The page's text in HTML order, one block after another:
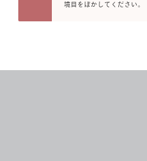
境目をぼかしてください。